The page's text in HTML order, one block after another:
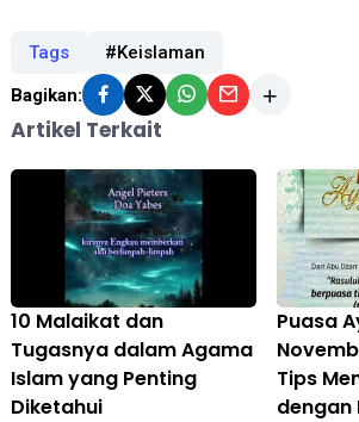
Tags #Keislaman
Bagikan:
Artikel Terkait
10 Malaikat dan
Tugasnya dalam Agama
Islam yang Penting
Diketahui
Puasa
Tips
dengan